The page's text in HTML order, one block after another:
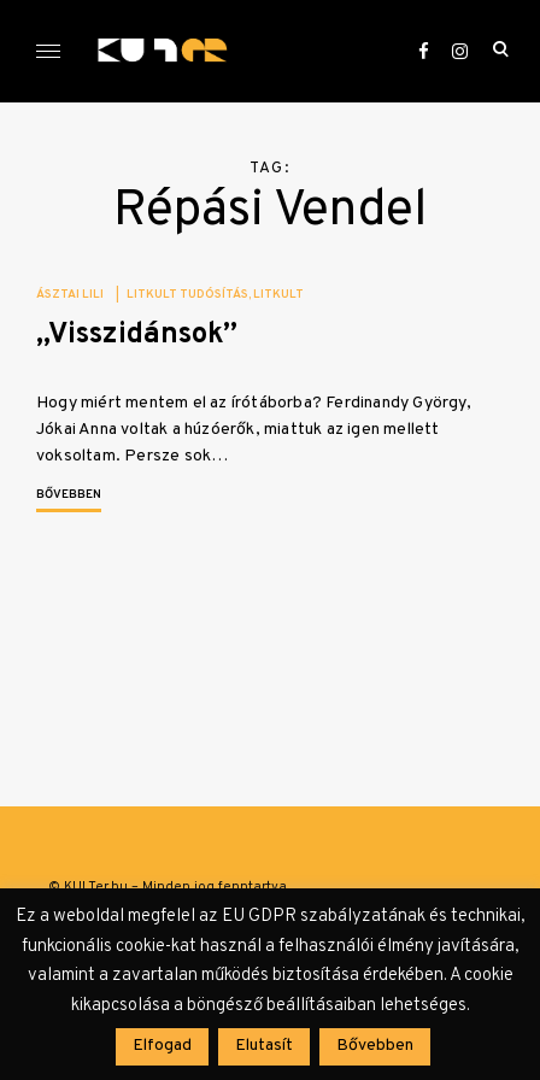
KULTer.hu
TAG:
Répási Vendel
ÁSZTAI LILI LITKULT TUDÓSÍTÁS LITKULT
„Visszidánsok”
Hogy miért mentem el az írótáborba? Ferdinandy György,
Jókai Anna voltak a húzóerők, miattuk az igen mellett
voksoltam. Persze sok…
BŐVEBBEN
© KULTer.hu – Minden jog fenntartva
Adatvédelmi tájékoztató
Ez a weboldal megfelel az EU GDPR szabályzatának és technikai,
funkcionális cookie-kat használ a felhasználói élmény javítására,
valamint a zavartalan működés biztosítása érdekében. A cookie
kikapcsolása a böngésző beállításaiban lehetséges.
Elfogad Elutasít Bővebben